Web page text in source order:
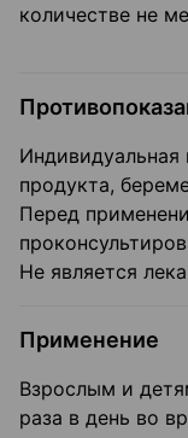
количестве не
Индивидуальная
продукта,
Перед
Не является
Применение
Взрослым и
раза в день во